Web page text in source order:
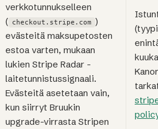
verkkotunnukselleen
( checkout.stripe.com )
evästeitä maksupetosten
estoa varten, mukaan
lukien Stripe Radar -
laitetunnistussignaali.
Evästeitä asetetaan vain,
kun siirryt Bruukin
upgrade-virrasta Stripen